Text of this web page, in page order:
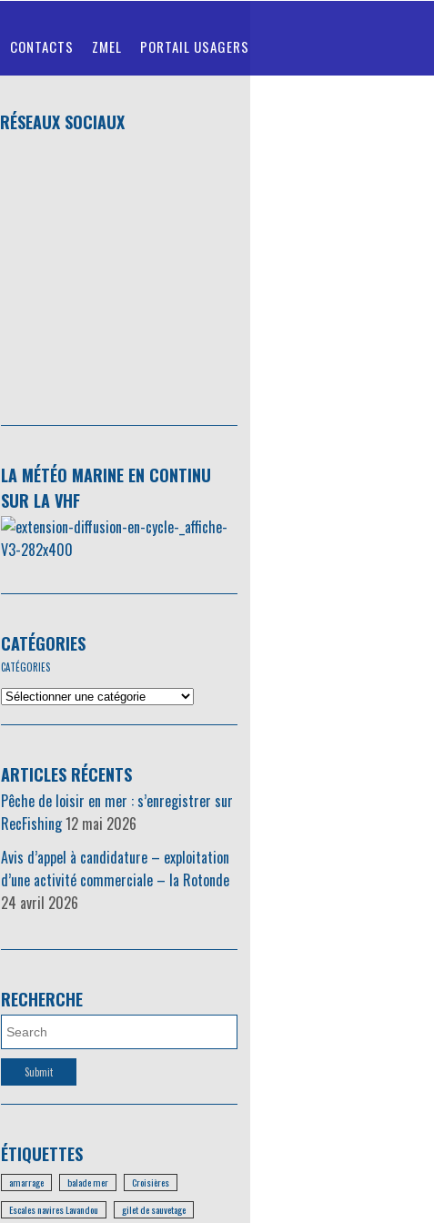
CONTACTS ZMEL PORTAIL USAGERS
RÉSEAUX SOCIAUX
LA MÉTÉO MARINE EN CONTINU
SUR LA VHF
CATÉGORIES
CATÉGORIES
ARTICLES RÉCENTS
Pêche de loisir en mer : s’enregistrer sur
RecFishing12 mai 2026
Avis d’appel à candidature – exploitation
d’une activité commerciale – la Rotonde
24 avril 2026
RECHERCHE
ÉTIQUETTES
amarrage balade mer
Croisières
Escales navires Lavandou
gilet de sauvetage